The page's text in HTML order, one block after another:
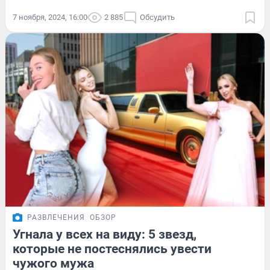
7 ноября, 2024, 16:00 2 885 Обсудить
РАЗВЛЕЧЕНИЯ ОБЗОР
Угнала у всех на виду: 5 звезд,
которые не постеснялись увести
чужого мужа